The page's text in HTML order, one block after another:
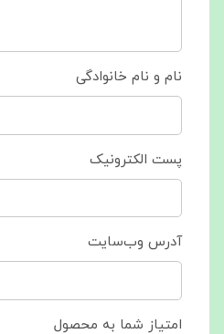
نام و نام خانوادگی
پست الکترونیک
آدرس وب‌سایت
امتیاز شما به محصول